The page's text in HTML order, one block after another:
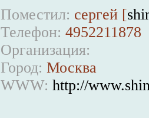
Поместил: сергей [
Телефон: 4952211878
Организация:
Город: Москва
WWW: http://